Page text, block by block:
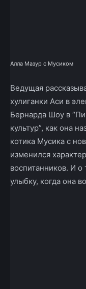
Алла Мазур с Мусиком
Ведущая
хулиганки Аси в
Бернарда Шоу в
культур”, как она
котика Мусика с
изменился
воспитанников. И о
улыбку, когда она